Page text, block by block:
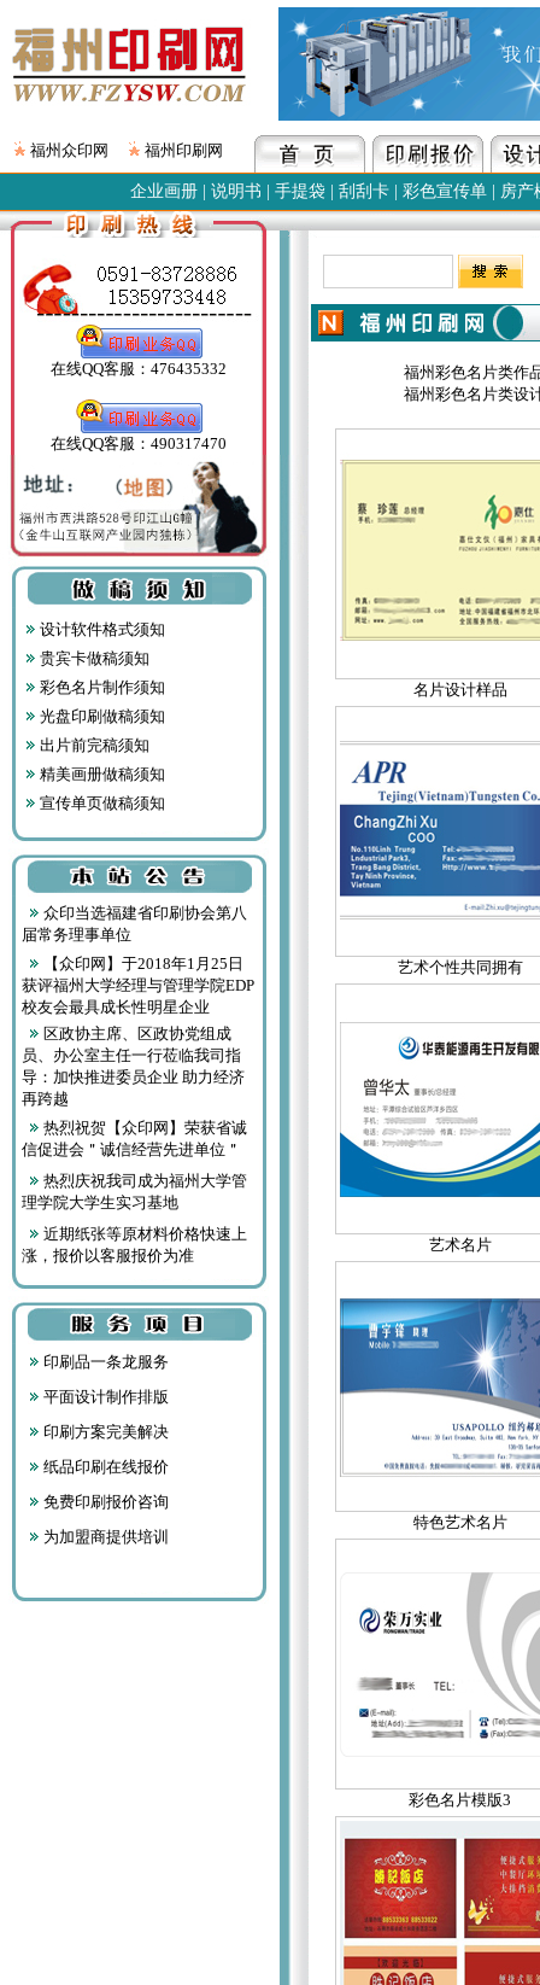
福州众印网 福州印刷网
企业画册| 说明书 手提袋| 刮刮卡| 彩色宣传单| 房产
在线QQ客服：476435332
在线QQ客服：490317470
设计软件格式须知
贵宾卡做稿须知
彩色名片制作须知
光盘印刷做稿须知
出片前完稿须知
精美画册做稿须知
宣传单页做稿须知
众印当选福建省印刷协会第八
届常务理事单位
【众印网】于2018年1月25日
获评福州大学经理与管理学院EDP
校友会最具成长性明星企业
区政协主席、区政协党组成
员、办公室主任一行莅临我司指
导：加快推进委员企业 助力经济
再跨越
热烈祝贺【众印网】荣获省诚
信促进会＂诚信经营先进单位＂
热烈庆祝我司成为福州大学管
理学院大学生实习基地
近期纸张等原材料价格快速上
涨，报价以客服报价为准
印刷品一条龙服务
平面设计制作排版
印刷方案完美解决
纸品印刷在线报价
免费印刷报价咨询
为加盟商提供培训
福州彩色名片类作
福州彩色名片类设
名片设计样品
艺术个性共同拥有
艺术名片
特色艺术名片
彩色名片模版3